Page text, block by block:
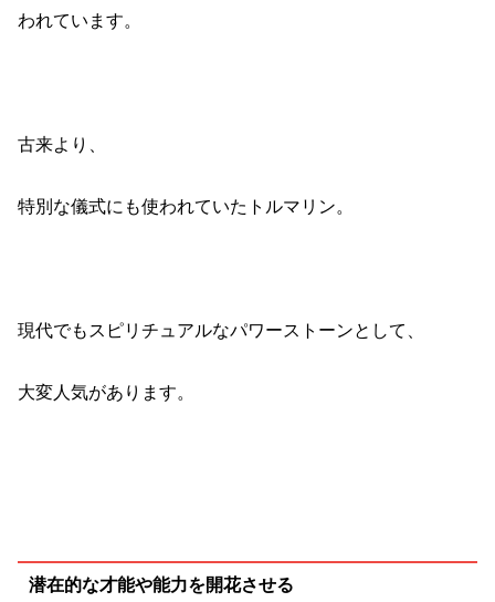
われています。
古来より、
特別な儀式にも使われていたトルマリン。
現代でもスピリチュアルなパワーストーンとして、
大変人気があります。
潜在的な才能や能力を開花させる